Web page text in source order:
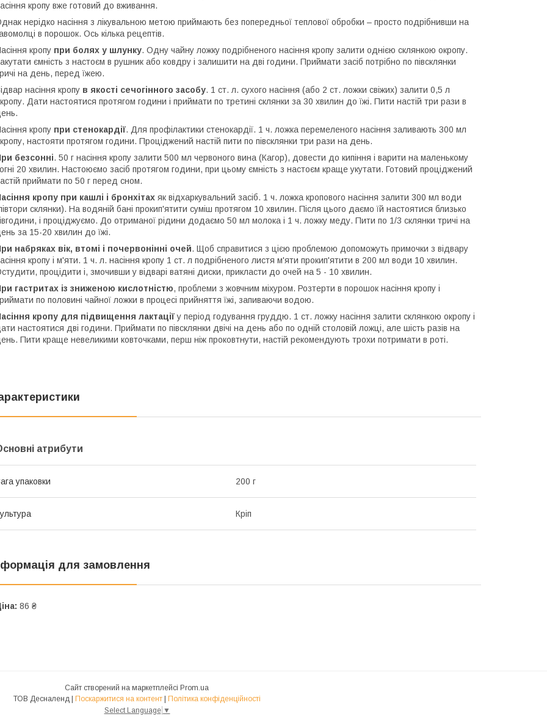
кропу вже готовий до вживання.
нерідко насіння з лікувальною метою приймають без попередньої теплової обробки – просто подрібнивши на
в порошок. Ось кілька рецептів.
кропу при болях у шлунку. Одну чайну ложку подрібненого насіння кропу залити однією склянкою окропу.
ємність з настоєм в рушник або ковдру і залишити на дві години. Приймати засіб потрібно по півсклянки
на день, перед їжею.
насіння кропу в якості сечогінного засобу. 1 ст. л. сухого насіння (або 2 ст. ложки свіжих) залити 0,5 л
Дати настоятися протягом години і приймати по третині склянки за 30 хвилин до їжі. Пити настій три рази в
кропу при стенокардії. Для профілактики стенокардії. 1 ч. ложка перемеленого насіння заливають 300 мл
настояти протягом години. Проціджений настій пити по півсклянки три рази на день.
безсонні. 50 г насіння кропу залити 500 мл червоного вина (Кагор), довести до кипіння і варити на маленькому
20 хвилин. Настоюємо засіб протягом години, при цьому ємність з настоєм краще укутати. Готовий проціджений
приймати по 50 г перед сном.
кропу при кашлі і бронхітах як відхаркувальний засіб. 1 ч. ложка кропового насіння залити 300 мл води
склянки). На водяній бані прокип'ятити суміш протягом 10 хвилин. Після цього даємо їй настоятися близько
і проціджуємо. До отриманої рідини додаємо 50 мл молока і 1 ч. ложку меду. Пити по 1/3 склянки тричі на
за 15-20 хвилин до їжі.
набряках вік, втомі і почервонінні очей. Щоб справитися з цією проблемою допоможуть примочки з відвару
кропу і м'яти. 1 ч. л. насіння кропу 1 ст. л подрібненого листя м'яти прокип'ятити в 200 мл води 10 хвилин.
процідити і, змочивши у відварі ватяні диски, прикласти до очей на 5 - 10 хвилин.
гастритах із зниженою кислотністю, проблеми з жовчним міхуром. Розтерти в порошок насіння кропу і
по половині чайної ложки в процесі прийняття їжі, запиваючи водою.
кропу для підвищення лактаціїу період годування груддю. 1 ст. ложку насіння залити склянкою окропу і
настоятися дві години. Приймати по півсклянки двічі на день або по одній столовій ложці, але шість разів на
Пити краще невеликими ковточками, перш ніж проковтнути, настій рекомендують трохи потримати в роті.
атрибути
упаковки 200 г
Кріп
для замовлення
86 ₴
Сайт створений на маркетплейсі Prom.ua
Поскаржитися на контент
Політика конфіденційності
Select Language ▼